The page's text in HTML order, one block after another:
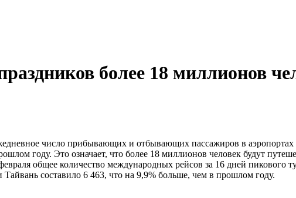
более 18 миллионов
число прибывающих и отбывающих пассажиров в аэропортах
году. Это означает, что более 18 миллионов человек будут
общее количество международных рейсов за 16 дней пикового
составило 6 463, что на 9,9% больше, чем в прошлом году.